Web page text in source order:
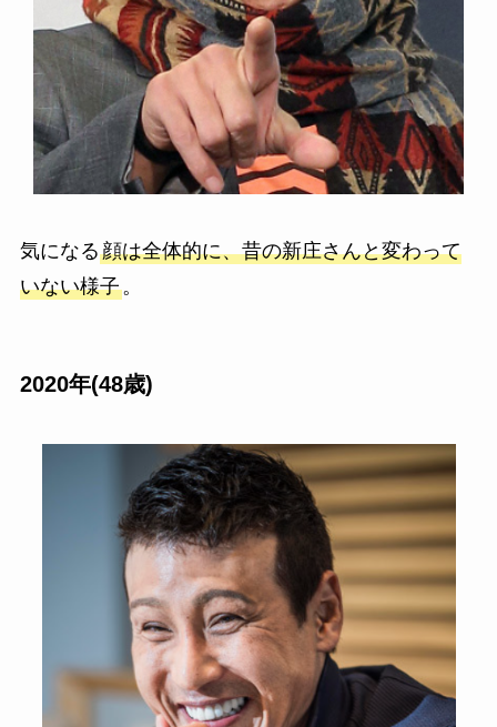
気になる顔は全体的に、昔の新庄さんと変わって
いない様子。
2020年(48歳)